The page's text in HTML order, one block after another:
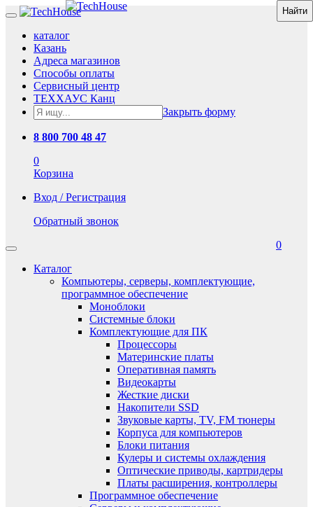
каталог
Казань
Адреса магазинов
Способы оплаты
Сервисный центр
ТЕХХАУС Канц
Закрыть форму
8 800 700 48 47
0
Корзина
Вход / Регистрация
Обратный звонок
0
Каталог
Компьютеры, серверы, комплектующие,
программное обеспечение
Моноблоки
Системные блоки
Комплектующие для ПК
Процессоры
Материнские платы
Оперативная память
Видеокарты
Жесткие диски
Накопители SSD
Звуковые карты, TV, FM тюнеры
Корпуса для компьютеров
Блоки питания
Кулеры и системы охлаждения
Оптические приводы, картридеры
Платы расширения, контроллеры
Программное обеспечение